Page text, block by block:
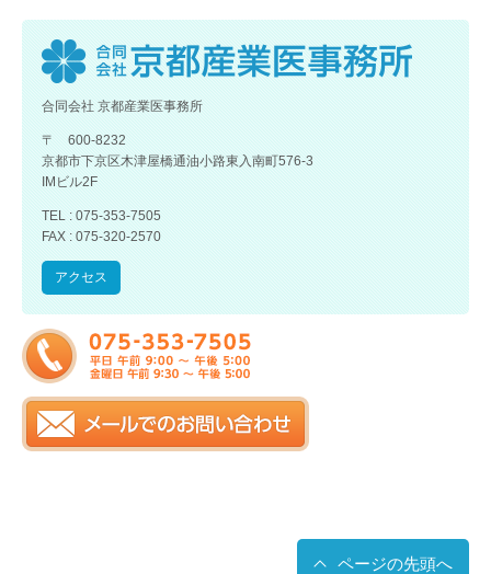
合同会社 京都産業医事務所
〒 600-8232
京都市下京区木津屋橋通油小路東入南町576-3
IMビル2F
TEL : 075-353-7505
FAX : 075-320-2570
アクセス
ページの先頭へ